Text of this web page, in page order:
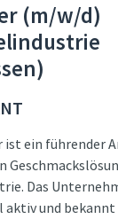
(m/w/d)
ist ein führender
Das
und bekannt